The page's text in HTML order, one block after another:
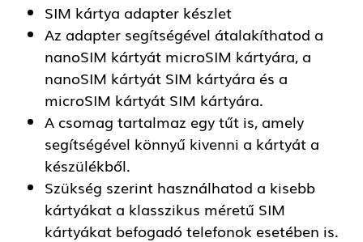
SIM kártya adapter készlet
Az adapter segítségével átalakíthatod a
nanoSIM kártyát microSIM kártyára, a
nanoSIM kártyát SIM kártyára és a
microSIM kártyát SIM kártyára.
A csomag tartalmaz egy tűt is, amely
segítségével könnyű kivenni a kártyát a
készülékből.
Szükség szerint használhatod a kisebb
kártyákat a klasszikus méretű SIM
kártyákat befogadó telefonok esetében is.